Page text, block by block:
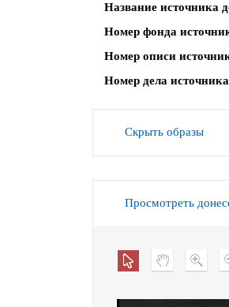
Название источника
Номер фонда
Номер описи
Номер дела
Скрыть образы
Просмотреть